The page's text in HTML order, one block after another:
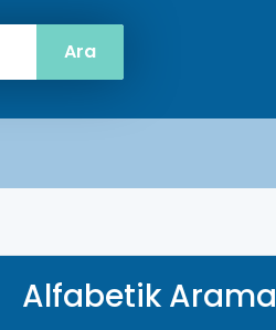
Alfabetik Arama